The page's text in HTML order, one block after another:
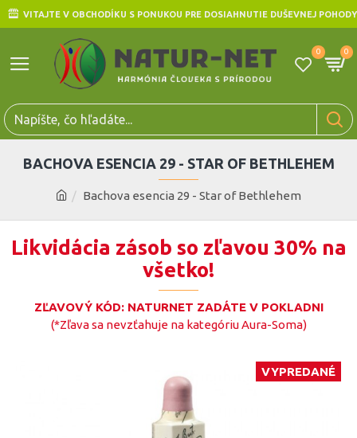
VITAJTE V OBCHODÍKU S PONUKOU PRE DOSIAHNUTIE DUŠEVNEJ POHODY
0 0
Bachova esencia 29 - Star of Bethlehem
BACHOVA ESENCIA 29 - STAR OF BETHLEHEM
Likvidácia zásob so zľavou 30% na
všetko!
ZĽAVOVÝ KÓD: NATURNET ZADÁTE V POKLADNI
(*Zľava sa nevzťahuje na kategóriu Aura-Soma)
VYPREDANÉ